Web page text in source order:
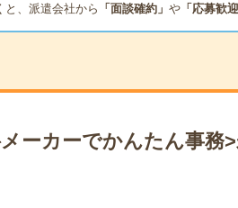
と、派遣会社から 「面談確約」 や「応募歓迎
ーカーでかんたん事務